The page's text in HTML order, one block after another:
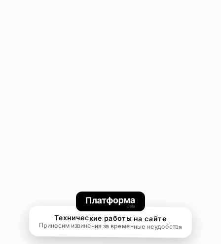
Технические работы на сайте
Приносим извинения за временные неудобства